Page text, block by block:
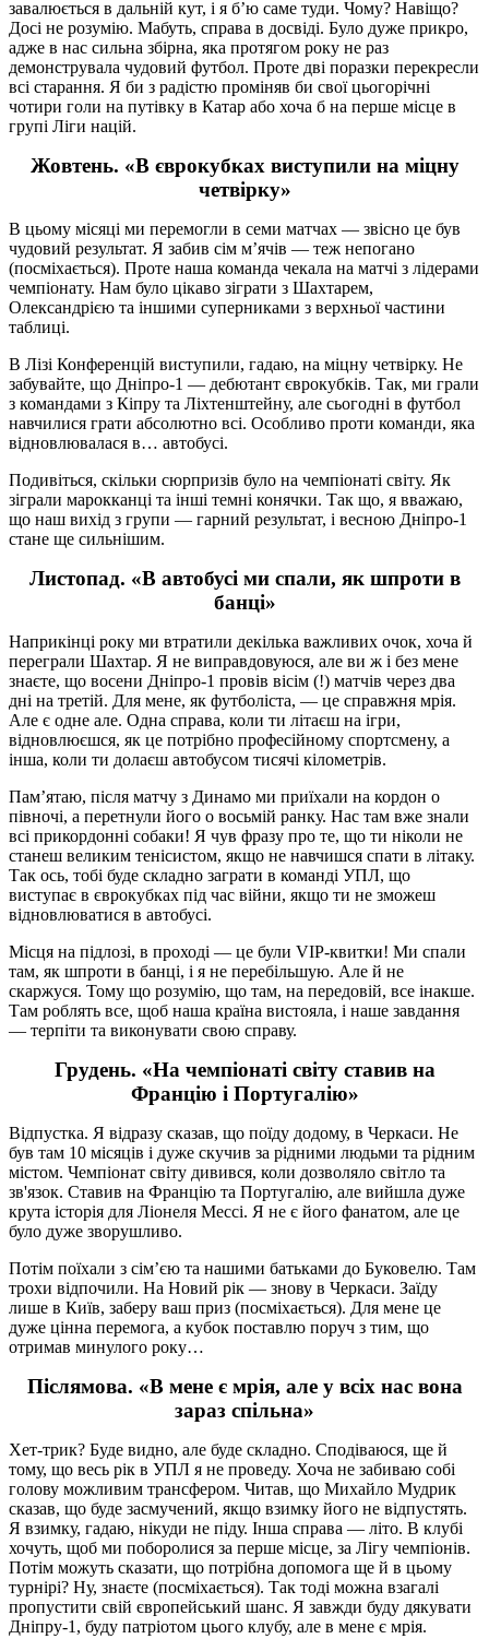
завалюється в дальній кут, і я б’ю саме туди. Чому? Навіщо?
Досі не розумію. Мабуть, справа в досвіді. Було дуже прикро,
адже в нас сильна збірна, яка протягом року не раз
демонструвала чудовий футбол. Проте дві поразки перекресли
всі старання. Я би з радістю проміняв би свої цьогорічні
чотири голи на путівку в Катар або хоча б на перше місце в
групі Ліги націй.
Жовтень. «В єврокубках виступили на міцну
четвірку»
В цьому місяці ми перемогли в семи матчах — звісно це був
чудовий результат. Я забив сім м’ячів — теж непогано
(посміхається). Проте наша команда чекала на матчі з лідерами
чемпіонату. Нам було цікаво зіграти з Шахтарем,
Олександрією та іншими суперниками з верхньої частини
таблиці.
В Лізі Конференцій виступили, гадаю, на міцну четвірку. Не
забувайте, що Дніпро-1 — дебютант єврокубків. Так, ми грали
з командами з Кіпру та Ліхтенштейну, але сьогодні в футбол
навчилися грати абсолютно всі. Особливо проти команди, яка
відновлювалася в… автобусі.
Подивіться, скільки сюрпризів було на чемпіонаті світу. Як
зіграли марокканці та інші темні конячки. Так що, я вважаю,
що наш вихід з групи — гарний результат, і весною Дніпро-1
стане ще сильнішим.
Листопад. «В автобусі ми спали, як шпроти в
банці»
Наприкінці року ми втратили декілька важливих очок, хоча й
переграли Шахтар. Я не виправдовуюся, але ви ж і без мене
знаєте, що восени Дніпро-1 провів вісім (!) матчів через два
дні на третій. Для мене, як футболіста, — це справжня мрія.
Але є одне але. Одна справа, коли ти літаєш на ігри,
відновлюєшся, як це потрібно професійному спортсмену, а
інша, коли ти долаєш автобусом тисячі кілометрів.
Пам’ятаю, після матчу з Динамо ми приїхали на кордон о
півночі, а перетнули його о восьмій ранку. Нас там вже знали
всі прикордонні собаки! Я чув фразу про те, що ти ніколи не
станеш великим тенісистом, якщо не навчишся спати в літаку.
Так ось, тобі буде складно заграти в команді УПЛ, що
виступає в єврокубках під час війни, якщо ти не зможеш
відновлюватися в автобусі.
Місця на підлозі, в проході — це були VIP-квитки! Ми спали
там, як шпроти в банці, і я не перебільшую. Але й не
скаржуся. Тому що розумію, що там, на передовій, все інакше.
Там роблять все, щоб наша країна вистояла, і наше завдання
— терпіти та виконувати свою справу.
Грудень. «На чемпіонаті світу ставив на
Францію і Португалію»
Відпустка. Я відразу сказав, що поїду додому, в Черкаси. Не
був там 10 місяців і дуже скучив за рідними людьми та рідним
містом. Чемпіонат світу дивився, коли дозволяло світло та
зв'язок. Ставив на Францію та Португалію, але вийшла дуже
крута історія для Ліонеля Мессі. Я не є його фанатом, але це
було дуже зворушливо.
Потім поїхали з сім’єю та нашими батьками до Буковелю. Там
трохи відпочили. На Новий рік — знову в Черкаси. Заїду
лише в Київ, заберу ваш приз (посміхається). Для мене це
дуже цінна перемога, а кубок поставлю поруч з тим, що
отримав минулого року…
Післямова. «В мене є мрія, але у всіх нас вона
зараз спільна»
Хет-трик? Буде видно, але буде складно. Сподіваюся, ще й
тому, що весь рік в УПЛ я не проведу. Хоча не забиваю собі
голову можливим трансфером. Читав, що Михайло Мудрик
сказав, що буде засмучений, якщо взимку його не відпустять.
Я взимку, гадаю, нікуди не піду. Інша справа — літо. В клубі
хочуть, щоб ми поборолися за перше місце, за Лігу чемпіонів.
Потім можуть сказати, що потрібна допомога ще й в цьому
турнірі? Ну, знаєте (посміхається). Так тоді можна взагалі
пропустити свій європейський шанс. Я завжди буду дякувати
Дніпру-1, буду патріотом цього клубу, але в мене є мрія.